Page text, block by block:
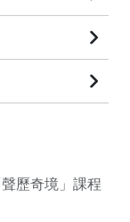
歷奇境」課程